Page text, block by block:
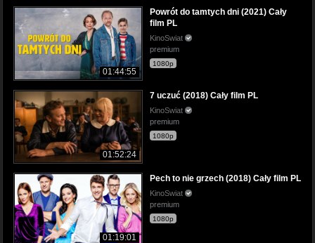
01:44:55
Powrót do tamtych dni (2021) Cały
film PL
KinoSwiat
premium
1080p
01:52:24
7 uczuć (2018) Cały film PL
KinoSwiat
premium
1080p
01:19:01
Pech to nie grzech (2018) Cały film PL
KinoSwiat
premium
1080p